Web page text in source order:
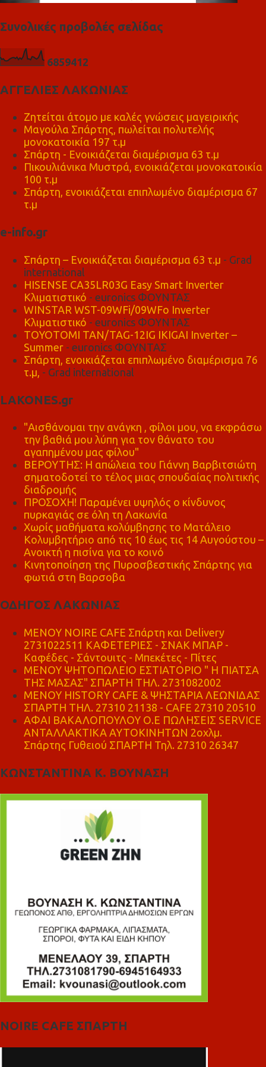
Συνολικές προβολές σελίδας
6859412
ΑΓΓΕΛΙΕΣ ΛΑΚΩΝΙΑΣ
Ζητείται άτομο με καλές γνώσεις μαγειρικής
Μαγούλα Σπάρτης, πωλείται πολυτελής
μονοκατοικία 197 τ.μ
Σπάρτη - Ενοικιάζεται διαμέρισμα 63 τ.μ
Πικουλιάνικα Μυστρά, ενοικιάζεται μονοκατοικία
100 τ.μ
Σπάρτη, ενοικιάζεται επιπλωμένο διαμέρισμα 67
τ.μ
e-info.gr
Σπάρτη – Ενοικιάζεται διαμέρισμα 63 τ.μ - Grad
international
HISENSE CA35LR03G Easy Smart Inverter
Κλιματιστικό - euronics ΦΟΥΝΤΑΣ
WINSTAR WST-09WFi/09WFo Inverter
Κλιματιστικό - euronics ΦΟΥΝΤΑΣ
TOYOTOMI TAN/TAG-12IG IKIGAI Inverter –
Summer - euronics ΦΟΥΝΤΑΣ
Σπάρτη, ενοικιάζεται επιπλωμένο διαμέρισμα 76
τ.μ, - Grad international
LAKONES.gr
"Αισθάνομαι την ανάγκη , φίλοι μου, να εκφράσω
την βαθιά μου λύπη για τον θάνατο του
αγαπημένου μας φίλου"
ΒΕΡΟΥΤΗΣ: Η απώλεια του Γιάννη Βαρβιτσιώτη
σηματοδοτεί το τέλος μιας σπουδαίας πολιτικής
διαδρομής
ΠΡΟΣΟΧΗ! Παραμένει υψηλός ο κίνδυνος
πυρκαγιάς σε όλη τη Λακωνία
Χωρίς μαθήματα κολύμβησης το Ματάλειο
Κολυμβητήριο από τις 10 έως τις 14 Αυγούστου –
Ανοικτή η πισίνα για το κοινό
Κινητοποίηση της Πυροσβεστικής Σπάρτης για
φωτιά στη Βαρσοβα
ΟΔΗΓΟΣ ΛΑΚΩΝΙΑΣ
MENOY NOIRE CAFE Σπάρτη και Delivery
2731022511 ΚΑΦΕΤΕΡΙΕΣ - ΣΝΑΚ ΜΠΑΡ -
Καφέδες - Σάντουιτς - Μπεκέτες - Πίτες
ΜΕΝΟΥ ΨΗΤΟΠΩΛΕΙΟ ΕΣΤΙΑΤΟΡΙΟ " Η ΠΙΑΤΣΑ
ΤΗΣ ΜΑΣΑΣ" ΣΠΑΡΤΗ ΤΗΛ. 2731082002
ΜΕΝΟΥ HISTORY CAFE & ΨΗΣΤΑΡΙΑ ΛΕΩΝΙΔΑΣ
ΣΠΑΡΤΗ ΤΗΛ. 27310 21138 - CAFE 27310 20510
ΑΦΑΙ ΒΑΚΑΛΟΠΟΥΛΟΥ Ο.Ε ΠΩΛΗΣΕΙΣ SERVICE
ΑΝΤΑΛΛΑΚΤΙΚΑ ΑΥΤΟΚΙΝΗΤΩΝ 2οχλμ.
Σπάρτης Γυθειού ΣΠΑΡΤΗ Τηλ. 27310 26347
ΚΩΝΣΤΑΝΤΙΝΑ Κ. ΒΟΥΝΑΣΗ
NOIRE CAFE ΣΠΑΡΤΗ